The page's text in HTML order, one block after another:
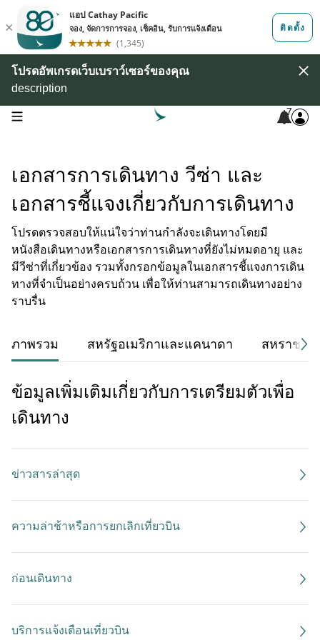
โปรดอัพเกรดเว็บเบราว์เซอร์ของคุณ
description
open navigation menu 7
เอกสารการเดินทาง วีซ่า และ
เอกสารชี้แจงเกี่ยวกับการเดินทาง
โปรดตรวจสอบให้แน่ใจว่าท่านกำลังจะเดินทางโดยมี
หนังสือเดินทางหรือเอกสารการเดินทางที่ยังไม่หมดอายุ และ
มีวีซ่าที่เกี่ยวข้อง รวมทั้งกรอกข้อมูลในเอกสารชี้แจงการเดิน
ทางที่จําเป็นอย่างครบถ้วน เพื่อให้ท่านสามารถเดินทางอย่าง
ราบรื่น
ภาพรวม สหรัฐอเมริกาและแคนาดา สหราชอ
ข้อมูลเพิ่มเติมเกี่ยวกับการเตรียมตัวเพื่อ
เดินทาง
ข่าวสารล่าสุด
ความล่าช้าหรือการยกเลิกเที่ยวบิน
ก่อนเดินทาง
บริการแจ้งเตือนเที่ยวบิน